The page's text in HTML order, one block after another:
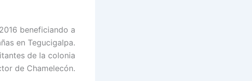
beneficiando a
en Tegucigalpa.
de la colonia
de Chamelecón.